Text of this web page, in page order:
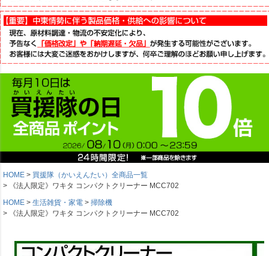
HOME
買援隊（かいえんたい）全商品一覧
《法人限定》ワキタ コンパクトクリーナー MCC702
HOME
生活雑貨・家電
掃除機
《法人限定》ワキタ コンパクトクリーナー MCC702